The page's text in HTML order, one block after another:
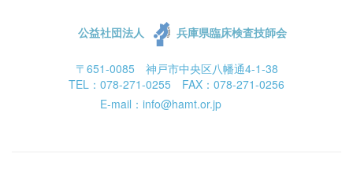
公益社団法人 兵庫県臨床検査技師会
〒651-0085 神戸市中央区八幡通4-1-38
TEL：078-271-0255 FAX：078-271-0256
E-mail：info@hamt.or.jp